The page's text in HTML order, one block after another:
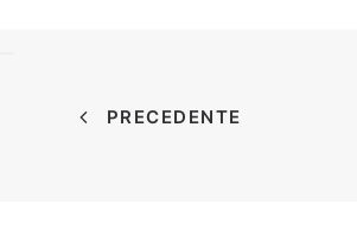
PRECEDENTE